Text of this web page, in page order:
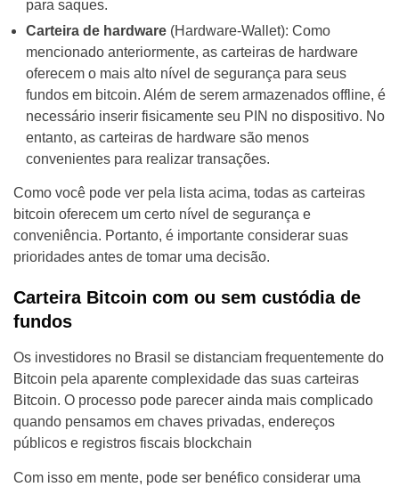
para saques.
Carteira de hardware (Hardware-Wallet): Como
mencionado anteriormente, as carteiras de hardware
oferecem o mais alto nível de segurança para seus
fundos em bitcoin. Além de serem armazenados offline, é
necessário inserir fisicamente seu PIN no dispositivo. No
entanto, as carteiras de hardware são menos
convenientes para realizar transações.
Como você pode ver pela lista acima, todas as carteiras
bitcoin oferecem um certo nível de segurança e
conveniência. Portanto, é importante considerar suas
prioridades antes de tomar uma decisão.
Carteira Bitcoin com ou sem custódia de
fundos
Os investidores no Brasil se distanciam frequentemente do
Bitcoin pela aparente complexidade das suas carteiras
Bitcoin. O processo pode parecer ainda mais complicado
quando pensamos em chaves privadas, endereços
públicos e registros fiscais blockchain
Com isso em mente, pode ser benéfico considerar uma